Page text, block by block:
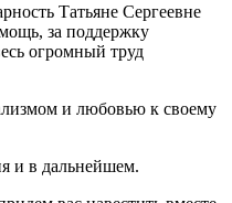
Татьяне Сергеевне
за поддержку
огромный труд
и любовью к своему
и в дальнейшем.